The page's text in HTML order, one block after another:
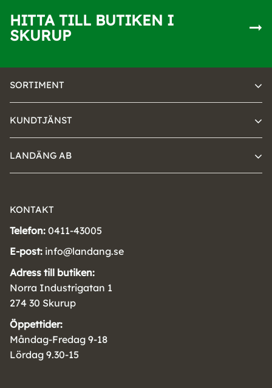
HITTA TILL BUTIKEN I
SKURUP
SORTIMENT
KUNDTJÄNST
LANDÄNG AB
KONTAKT
Telefon: 0411-43005
E-post: info@landang.se
Adress till butiken:
Norra Industrigatan 1
274 30 Skurup
Öppettider:
Måndag-Fredag 9-18
Lördag 9.30-15